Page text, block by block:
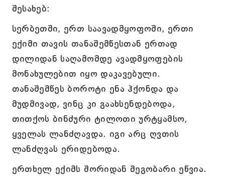
შესახებ:
სერბეთში, ერთ საავადმყოფოში, ერთი
ექიმი თავის თანაშემწესთან ერთად
დილიდან საღამომდე ავადმყოფების
მონახულებით იყო დაკავებული.
თანაშემწეს ბოროტი ენა ჰქონდა და
მუდმივად, ვინც კი გაახსენდებოდა,
თითქოს ბინძური ტილოთი ურტყამსო,
ყველას ლანძღავდა. იგი არც ღვთის
ლანძღვას ერიდებოდა.
ერთხელ ექიმს შორიდან მეგობარი ეწვია.